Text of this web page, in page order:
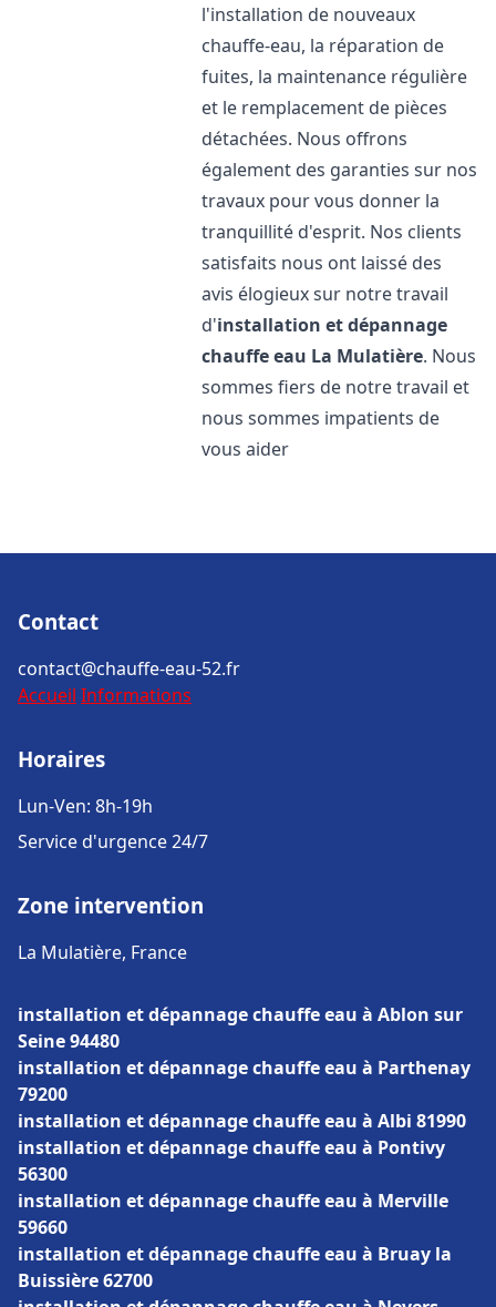
l'installation de nouveaux
chauffe-eau, la réparation de
fuites, la maintenance régulière
et le remplacement de pièces
détachées. Nous offrons
également des garanties sur nos
travaux pour vous donner la
tranquillité d'esprit. Nos clients
satisfaits nous ont laissé des
avis élogieux sur notre travail
d'installation et dépannage
chauffe eau La Mulatière. Nous
sommes fiers de notre travail et
nous sommes impatients de
vous aider
Contact
contact@chauffe-eau-52.fr
Accueil Informations
Horaires
Lun-Ven: 8h-19h
Service d'urgence 24/7
Zone intervention
La Mulatière, France
installation et dépannage chauffe eau à Ablon sur
Seine 94480
installation et dépannage chauffe eau à Parthenay
79200
installation et dépannage chauffe eau à Albi 81990
installation et dépannage chauffe eau à Pontivy
56300
installation et dépannage chauffe eau à Merville
59660
installation et dépannage chauffe eau à Bruay la
Buissière 62700